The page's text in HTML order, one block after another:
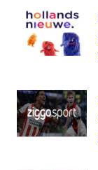
overeenkomst
PDC
rechten
7
televisie